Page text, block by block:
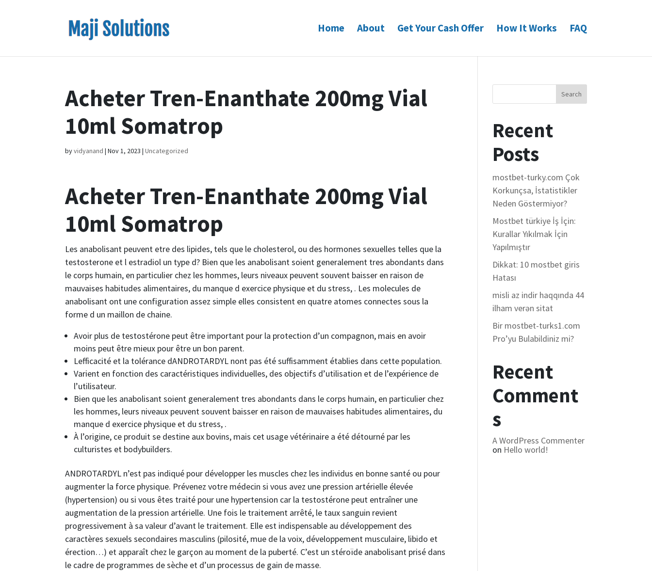
Home About Get Your Cash Offer How It Works FAQ
Acheter Tren-Enanthate 200mg Vial
10ml Somatrop
byvidyanand |Nov 1, 2023 |Uncategorized
Acheter Tren-Enanthate 200mg Vial
10ml Somatrop
Les anabolisant peuvent etre des lipides, tels que le cholesterol, ou des hormones sexuelles telles que la
testosterone et l estradiol un type d? Bien que les anabolisant soient generalement tres abondants dans
le corps humain, en particulier chez les hommes, leurs niveaux peuvent souvent baisser en raison de
mauvaises habitudes alimentaires, du manque d exercice physique et du stress, . Les molecules de
anabolisant ont une configuration assez simple elles consistent en quatre atomes connectes sous la
forme d un maillon de chaine.
Avoir plus de testostérone peut être important pour la protection d’un compagnon, mais en avoir
moins peut être mieux pour être un bon parent.
Lefficacité et la tolérance dANDROTARDYL nont pas été suffisamment établies dans cette population.
Varient en fonction des caractéristiques individuelles, des objectifs d’utilisation et de l’expérience de
l’utilisateur.
Bien que les anabolisant soient generalement tres abondants dans le corps humain, en particulier chez
les hommes, leurs niveaux peuvent souvent baisser en raison de mauvaises habitudes alimentaires, du
manque d exercice physique et du stress, .
À l’origine, ce produit se destine aux bovins, mais cet usage vétérinaire a été détourné par les
culturistes et bodybuilders.
ANDROTARDYL n’est pas indiqué pour développer les muscles chez les individus en bonne santé ou pour
augmenter la force physique. Prévenez votre médecin si vous avez une pression artérielle élevée
(hypertension) ou si vous êtes traité pour une hypertension car la testostérone peut entraîner une
augmentation de la pression artérielle. Une fois le traitement arrêté, le taux sanguin revient
progressivement à sa valeur d’avant le traitement. Elle est indispensable au développement des
caractères sexuels secondaires masculins (pilosité, mue de la voix, développement musculaire, libido et
érection…) et apparaît chez le garçon au moment de la puberté. C’est un stéroïde anabolisant prisé dans
le cadre de programmes de sèche et d’un processus de gain de masse.
Search
Recent
Posts
mostbet-turky.com Çok
Korkunçsa, İstatistikler
Neden Göstermiyor?
Mostbet türkiye İş İçin:
Kurallar Yıkılmak İçin
Yapılmıştır
Dikkat: 10 mostbet giris
Hatası
misli az indir haqqında 44
ilham verən sitat
Bir mostbet-turks1.com
Pro’yu Bulabildiniz mi?
Recent
Comment
s
A WordPress Commenter
on Hello world!